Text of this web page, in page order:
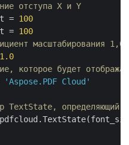
отступа X и Y
=
100
=
100
масштабирования 1,0
1.0
которое будет
'Aspose.PDF Cloud'
TextState, определяющий